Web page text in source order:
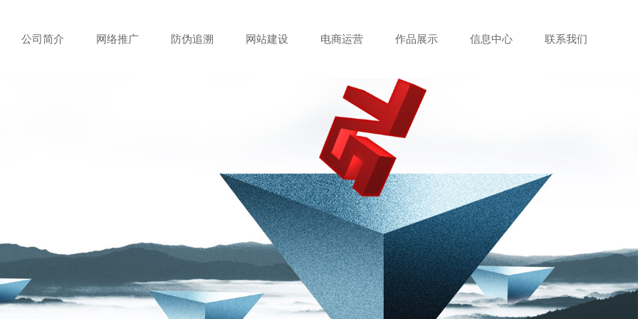
公司简介 网络推广 防伪追溯 网站建设 电商运营 作品展示 信息中心 联系我们